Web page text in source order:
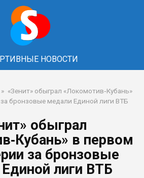
НОВОСТИ
» «Зенит» обыграл «Локомотив‑Кубань»
бронзовые медали Единой лиги ВТБ
обыграл
в первом
за бронзовые
лиги ВТБ